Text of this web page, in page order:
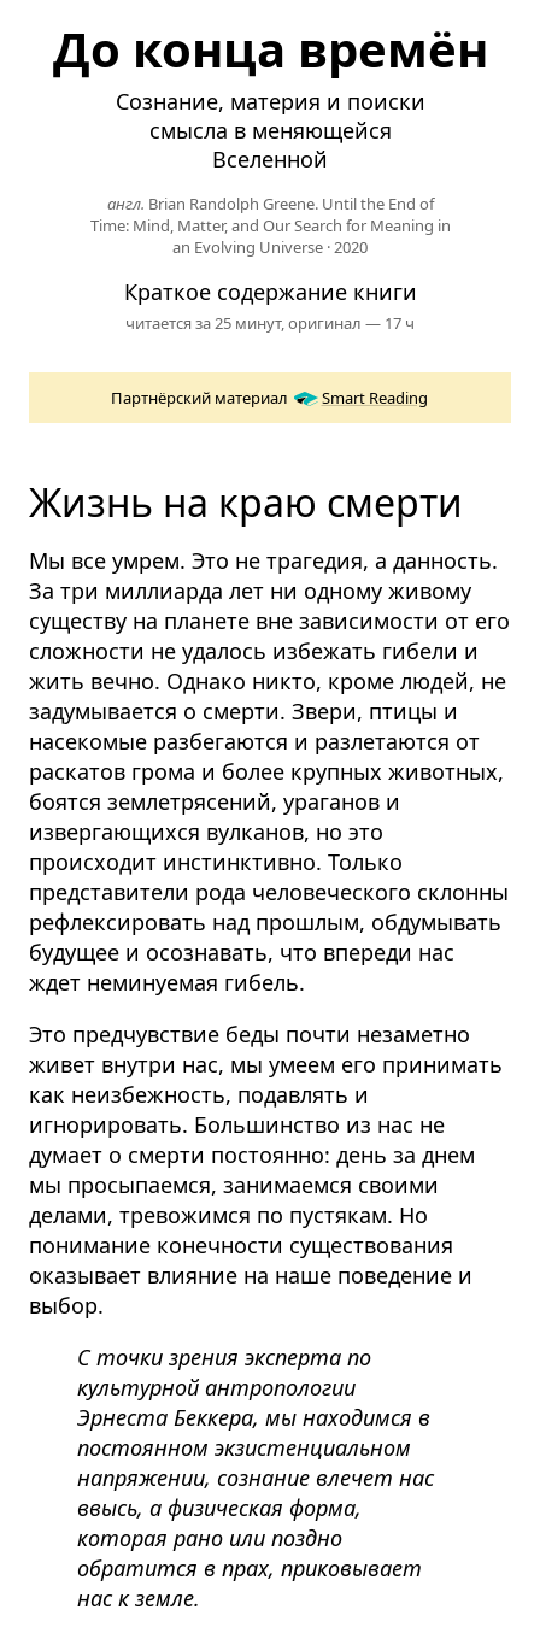
До конца времён
Сознание, материя и поиски
смысла в меняющейся
Вселенной
англ. Brian Randolph Greene. Until the End of
Time: Mind, Matter, and Our Search for Meaning in
an Evolving Universe ·2020
Краткое содержание книги
читается за 25 минут,оригинал — 17 ч
Партнёрский материал Smart Reading
Жизнь на краю смерти
Мы все умрем. Это не трагедия, а данность.
За три миллиарда лет ни одному живому
существу на планете вне зависимости от его
сложности не удалось избежать гибели и
жить вечно. Однако никто, кроме людей, не
задумывается о смерти. Звери, птицы и
насекомые разбегаются и разлетаются от
раскатов грома и более крупных животных,
боятся землетрясений, ураганов и
извергающихся вулканов, но это
происходит инстинктивно. Только
представители рода человеческого склонны
рефлексировать над прошлым, обдумывать
будущее и осознавать, что впереди нас
ждет неминуемая гибель.
Это предчувствие беды почти незаметно
живет внутри нас, мы умеем его принимать
как неизбежность, подавлять и
игнорировать. Большинство из нас не
думает о смерти постоянно: день за днем
мы просыпаемся, занимаемся своими
делами, тревожимся по пустякам. Но
понимание конечности существования
оказывает влияние на наше поведение и
выбор.
С точки зрения эксперта по
культурной антропологии
Эрнеста Беккера, мы находимся в
постоянном экзистенциальном
напряжении, сознание влечет нас
ввысь, а физическая форма,
которая рано или поздно
обратится в прах, приковывает
нас к земле.